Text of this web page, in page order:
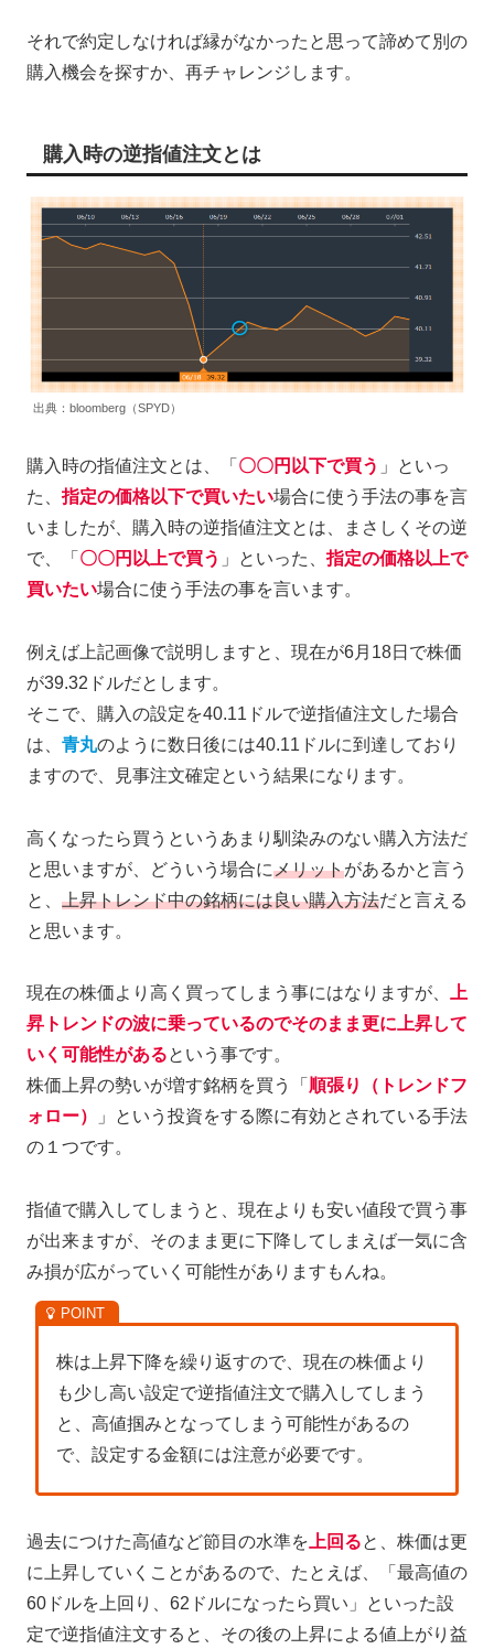
それで約定しなければ縁がなかったと思って諦めて別の
購入機会を探すか、再チャレンジします。
購入時の逆指値注文とは
出典：bloomberg（SPYD）
購入時の指値注文とは、「 〇〇円以下で買う 」といっ
た、指定の価格以下で買いたい場合に使う手法の事を言
いましたが、購入時の逆指値注文とは、まさしくその逆
で、「 〇〇円以上で買う 」といった、指定の価格以上で
買いたい場合に使う手法の事を言います。
例えば上記画像で説明しますと、現在が6月18日で株価
が39.32ドルだとします。
そこで、購入の設定を40.11ドルで逆指値注文した場合
は、 青丸のように数日後には40.11ドルに到達しており
ますので、見事注文確定という結果になります。
高くなったら買うというあまり馴染みのない購入方法だ
と思いますが、どういう場合にメリットがあるかと言う
と、 上昇トレンド中の銘柄には良い購入方法だと言える
と思います。
現在の株価より高く買ってしまう事にはなりますが、
上
昇トレンドの波に乗っているのでそのまま更に上昇して
いく可能性があるという事です。
株価上昇の勢いが増す銘柄を買う「 順張り（トレンドフ
ォロー）
」という投資をする際に有効とされている手法
の１つです。
指値で購入してしまうと、現在よりも安い値段で買う事
が出来ますが、そのまま更に下降してしまえば一気に含
み損が広がっていく可能性がありますもんね。
株は上昇下降を繰り返すので、現在の株価より
も少し高い設定で逆指値注文で購入してしまう
と、高値掴みとなってしまう可能性があるの
で、設定する金額には注意が必要です。
過去につけた高値など節目の水準を 上回ると、株価は更
に上昇していくことがあるので、たとえば、「最高値の
60ドルを上回り、62ドルになったら買い」といった設
定で逆指値注文すると、その後の上昇による値上がり益